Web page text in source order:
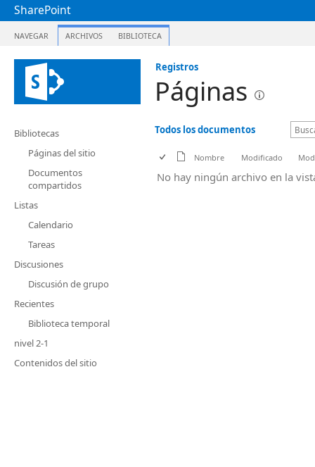
SharePoint
NAVEGAR ARCHIVOS BIBLIOTECA
Registros
Páginas
Bibliotecas
Páginas del sitio
Documentos
compartidos
Listas
Calendario
Tareas
Discusiones
Discusión de grupo
Recientes
Biblioteca temporal
nivel 2-1
Contenidos del sitio
Todos los documentos
Nombre Modificado
No hay ningún archivo en la